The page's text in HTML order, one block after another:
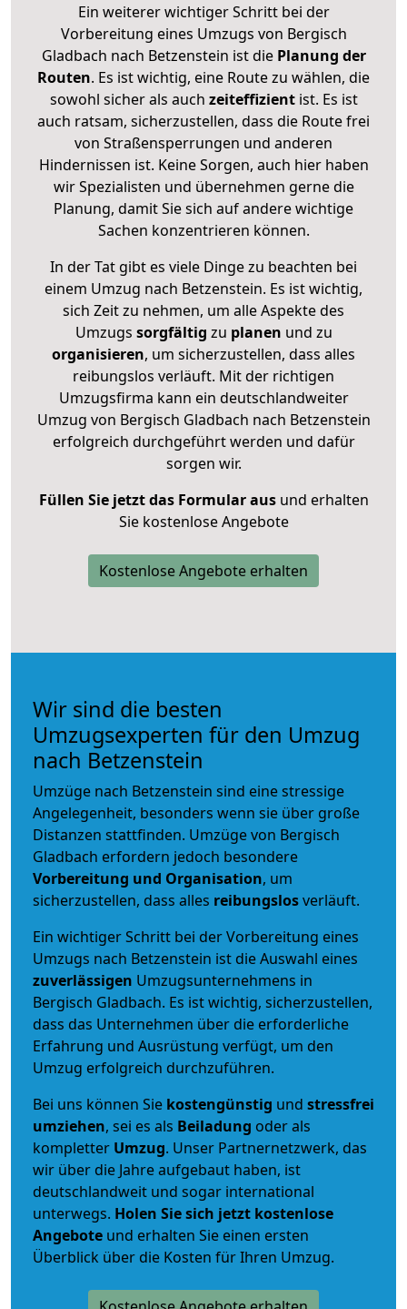
Ein weiterer wichtiger Schritt bei der
Vorbereitung eines Umzugs von Bergisch
Gladbach nach Betzenstein ist diePlanung der
Routen. Es ist wichtig, eine Route zu wählen, die
sowohl sicher als auch zeiteffizientist. Es ist
auch ratsam, sicherzustellen, dass die Route frei
von Straßensperrungen und anderen
Hindernissen ist. Keine Sorgen, auch hier haben
wir Spezialisten und übernehmen gerne die
Planung, damit Sie sich auf andere wichtige
Sachen konzentrieren können.
In der Tat gibt es viele Dinge zu beachten bei
einem Umzug nach Betzenstein. Es ist wichtig,
sich Zeit zu nehmen, um alle Aspekte des
Umzugs sorgfältig zu planen und zu
organisieren, um sicherzustellen, dass alles
reibungslos verläuft. Mit der richtigen
Umzugsfirma kann ein deutschlandweiter
Umzug von Bergisch Gladbach nach Betzenstein
erfolgreich durchgeführt werden und dafür
sorgen wir.
Füllen Sie jetzt das Formular ausund erhalten
Sie kostenlose Angebote
Kostenlose Angebote erhalten
Wir sind die besten
Umzugsexperten für den Umzug
nach Betzenstein
Umzüge nach Betzenstein sind eine stressige
Angelegenheit, besonders wenn sie über große
Distanzen stattfinden. Umzüge von Bergisch
Gladbach erfordern jedoch besondere
Vorbereitung und Organisation, um
sicherzustellen, dass alles reibungslosverläuft.
Ein wichtiger Schritt bei der Vorbereitung eines
Umzugs nach Betzenstein ist die Auswahl eines
zuverlässigen Umzugsunternehmens in
Bergisch Gladbach. Es ist wichtig, sicherzustellen,
dass das Unternehmen über die erforderliche
Erfahrung und Ausrüstung verfügt, um den
Umzug erfolgreich durchzuführen.
Bei uns können Sie kostengünstig und stressfrei
umziehen, sei es als Beiladung oder als
kompletter Umzug. Unser Partnernetzwerk, das
wir über die Jahre aufgebaut haben, ist
deutschlandweit und sogar international
unterwegs. Holen Sie sich jetzt kostenlose
Angebote und erhalten Sie einen ersten
Überblick über die Kosten für Ihren Umzug.